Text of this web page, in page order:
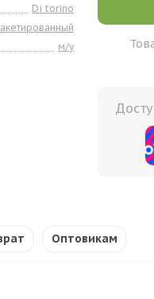
Di torino
м/у
Оптовикам